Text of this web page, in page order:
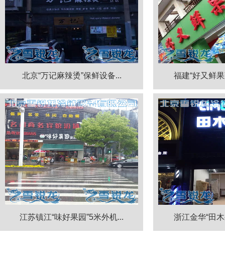
北京“万记麻辣烫”保鲜设备... 福建“好又鲜
江苏镇江“味好果园”5米外机... 浙江金华“田